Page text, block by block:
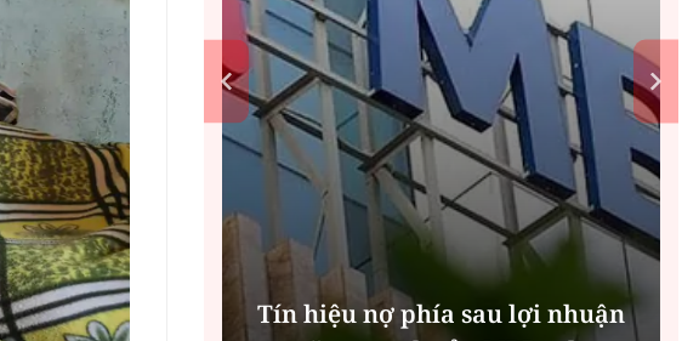
khẩu lao
và bài toán
Tín hiệu nợ phía sau lợi nhuận